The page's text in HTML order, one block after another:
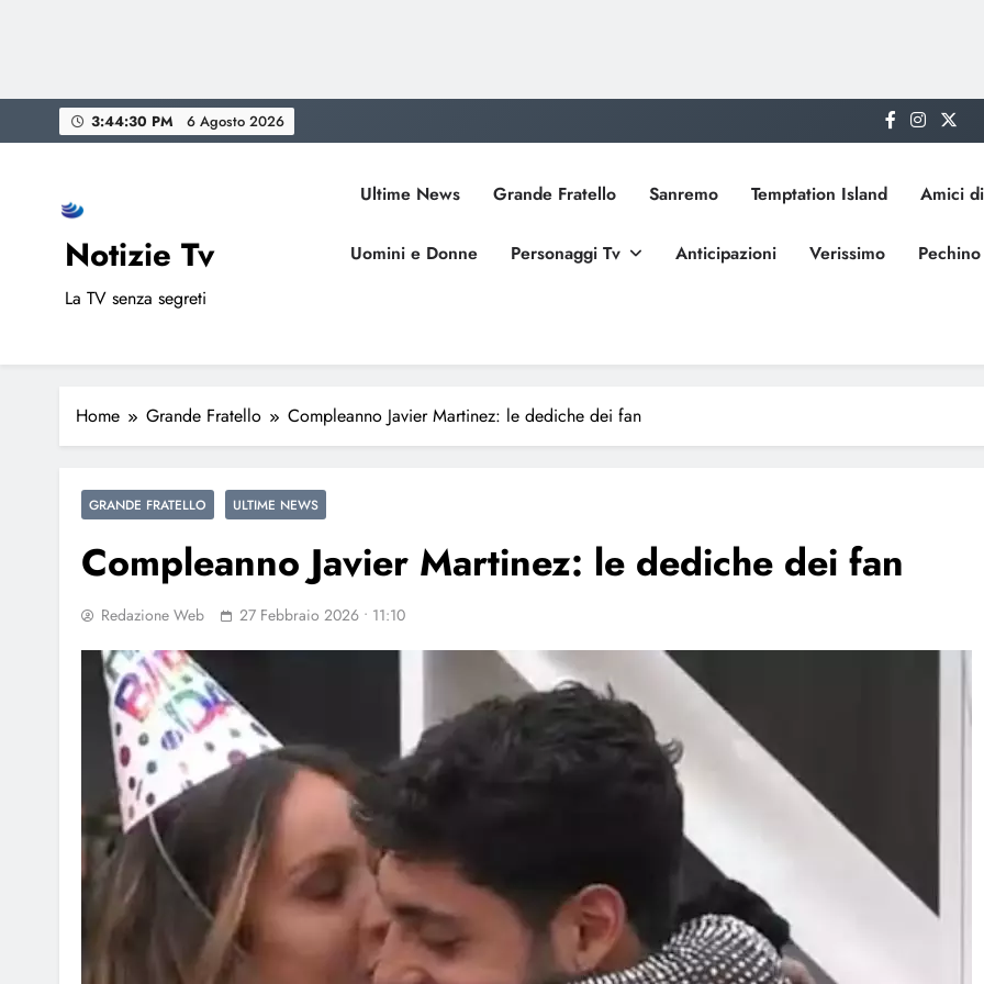
to
3:44:31 PM 6 Agosto 2026
Notizie Tv
La TV senza segreti
Ultime News Grande Fratello Sanremo Temptation Island Amici
Uomini e Donne Personaggi Tv Anticipazioni Verissimo
Home Grande Fratello Compleanno Javier Martinez: le dediche dei fan
GRANDE FRATELLO ULTIME NEWS
Compleanno Javier Martinez: le dediche dei fan
Redazione Web 27 Febbraio 2026 • 11:10